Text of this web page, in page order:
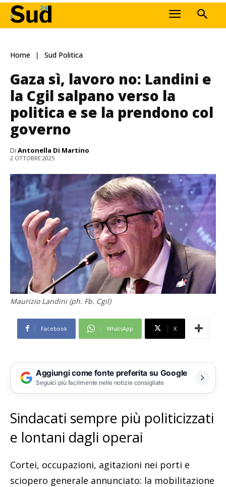
Home Sud Politica
Gaza sì, lavoro no: Landini e
la Cgil salpano verso la
politica e se la prendono col
governo
Di Antonella Di Martino
2 OTTOBRE 2025
Maurizio Landini (ph. Fb. Cgil)
Facebook WhatsApp X
Aggiungi come fonte preferita su Google
Seguici più facilmente nelle notizie consigliate
Sindacati sempre più politicizzati
e lontani dagli operai
Cortei, occupazioni, agitazioni nei porti e
sciopero generale annunciato: la mobilitazione